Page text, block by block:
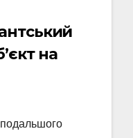
на